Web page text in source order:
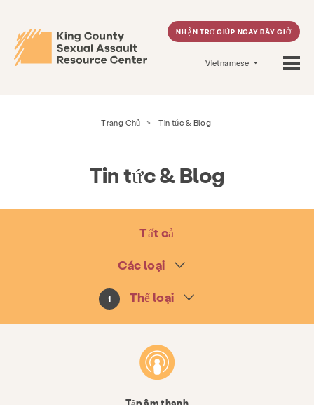
NHẬN TRỢ GIÚP NGAY BÂY GIỜ
Vietnamese
Trang Chủ > Tin tức & Blog
Tin tức & Blog
Tất cả
Các loại
1 Thể loại